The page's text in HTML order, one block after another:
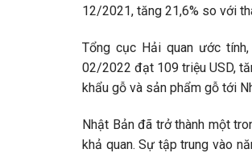
12/2021, tăng 21,6% so với
Tổng cục Hải quan ước
02/2022 đạt 109 triệu USD,
khẩu gỗ và sản phẩm gỗ tới
Nhật Bản đã trở thành một
khả quan. Sự tập trung vào